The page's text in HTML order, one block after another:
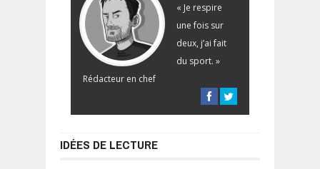
« Je respire
une fois sur
deux, j’ai fait
du sport. »
Rédacteur en chef
IDÉES DE LECTURE